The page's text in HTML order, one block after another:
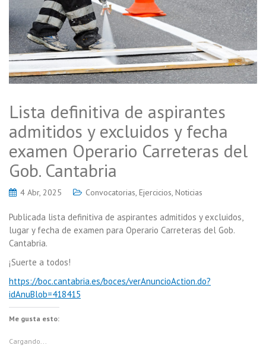
Lista definitiva de aspirantes
admitidos y excluidos y fecha
examen Operario Carreteras del
Gob. Cantabria
4 Abr, 2025 Convocatorias, Ejercicios, Noticias
Publicada lista definitiva de aspirantes admitidos y excluidos,
lugar y fecha de examen para Operario Carreteras del Gob.
Cantabria.
¡Suerte a todos!
https://boc.cantabria.es/boces/verAnuncioAction.do?
idAnuBlob=418415
Me gusta esto:
Cargando...